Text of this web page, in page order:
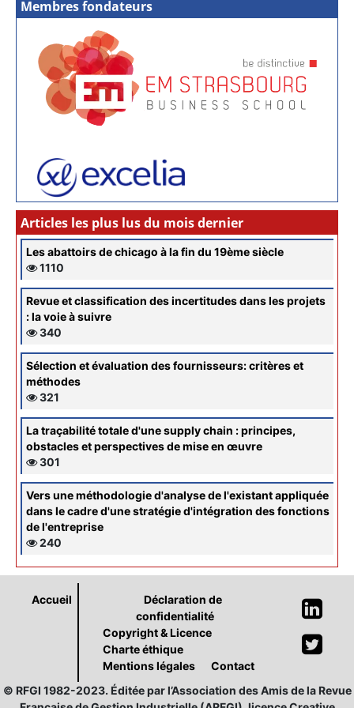
Membres fondateurs
Articles les plus lus du mois dernier
Les abattoirs de chicago à la fin du 19ème siècle
1110
Revue et classification des incertitudes dans les projets
: la voie à suivre
340
Sélection et évaluation des fournisseurs: critères et
méthodes
321
La traçabilité totale d'une supply chain : principes,
obstacles et perspectives de mise en œuvre
301
Vers une méthodologie d'analyse de l'existant appliquée
dans le cadre d'une stratégie d'intégration des fonctions
de l'entreprise
240
Accueil
Déclaration de
confidentialité
Copyright & Licence
Charte éthique
Mentions légales
Contact
© RFGI 1982-2023. Éditée par l’Association des Amis de la Revue